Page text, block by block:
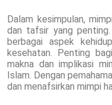
Dalam kesimpulan,
dan tafsir yang
berbagai aspek
kesehatan. Penting
makna dan implikasi
Islam. Dengan
dan menafsirkan mimpi